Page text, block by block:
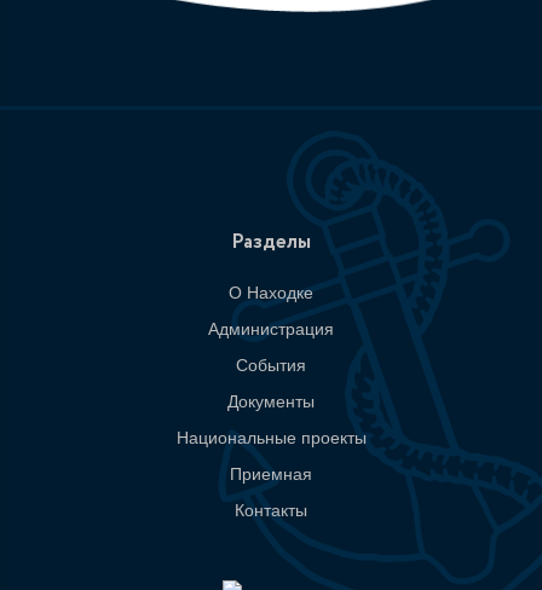
Разделы
О Находке
Администрация
События
Документы
Национальные проекты
Приемная
Контакты